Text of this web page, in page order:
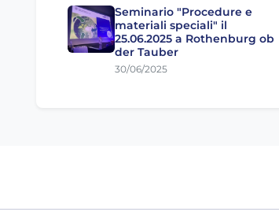
Seminario "Procedure e
materiali speciali" il
25.06.2025 a Rothenburg ob
der Tauber
30/06/2025